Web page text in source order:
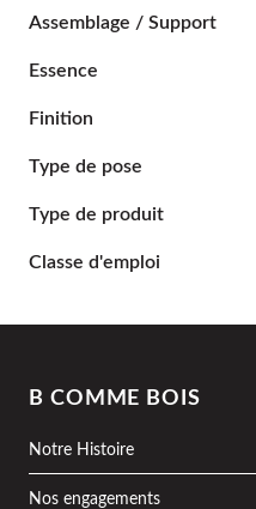
Assemblage / Support
Essence
Finition
Type de pose
Type de produit
Classe d'emploi
B COMME BOIS
Notre Histoire
Nos engagements